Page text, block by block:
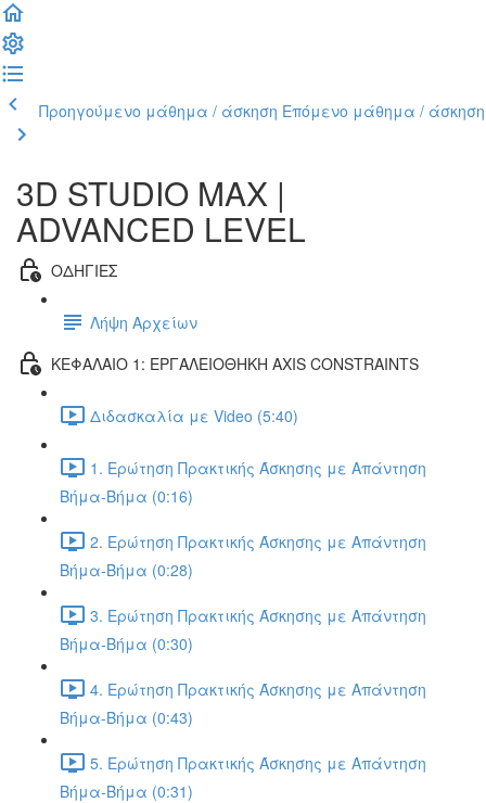
Προηγούμενο μάθημα / άσκηση Επόμενο μάθημα / άσκηση
3D STUDIO MAX |
ADVANCED LEVEL
ΟΔΗΓΙΕΣ
Λήψη Αρχείων
ΚΕΦΑΛΑΙΟ 1: ΕΡΓΑΛΕΙΟΘΗΚΗ AXIS CONSTRAINTS
Διδασκαλία με Video (5:40)
1. Ερώτηση Πρακτικής Άσκησης με Απάντηση
Βήμα-Βήμα (0:16)
2. Ερώτηση Πρακτικής Άσκησης με Απάντηση
Βήμα-Βήμα (0:28)
3. Ερώτηση Πρακτικής Άσκησης με Απάντηση
Βήμα-Βήμα (0:30)
4. Ερώτηση Πρακτικής Άσκησης με Απάντηση
Βήμα-Βήμα (0:43)
5. Ερώτηση Πρακτικής Άσκησης με Απάντηση
Βήμα-Βήμα (0:31)